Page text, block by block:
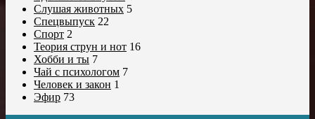
Слушая животных 5
Спецвыпуск 22
Спорт 2
Теория струн и нот 16
Хобби и ты 7
Чай с психологом 7
Человек и закон 1
Эфир 73